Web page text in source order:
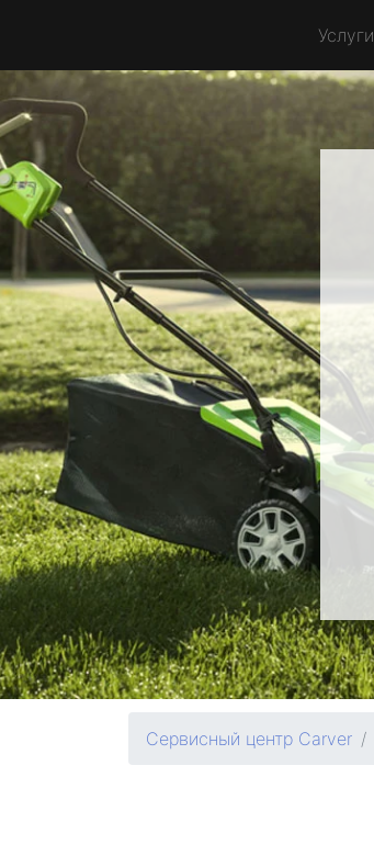
Услуги
Сервисный центр Carver